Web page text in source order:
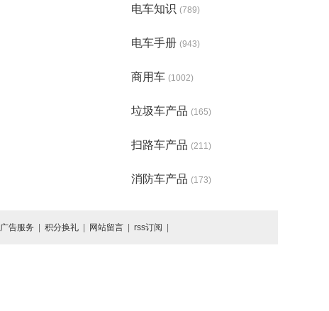
电车知识 (789)
电车手册 (943)
商用车 (1002)
垃圾车产品 (165)
扫路车产品 (211)
消防车产品 (173)
广告服务 积分换礼 网站留言 rss订阅